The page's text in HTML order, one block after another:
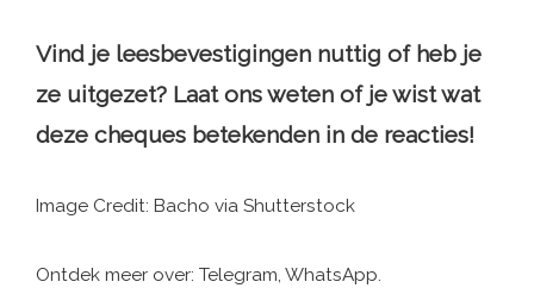
Vind je leesbevestigingen nuttig of heb je
ze uitgezet? Laat ons weten of je wist wat
deze cheques betekenden in de reacties!
Image Credit: Bacho via Shutterstock
Ontdek meer over: Telegram, WhatsApp.